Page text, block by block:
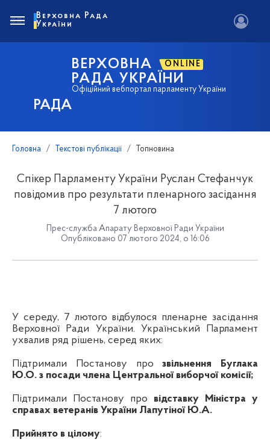
РАДА
ВЕРХОВНА ONLINE
РАДА УКРАЇНИ
Офіційний вебпортал парламенту України
Верховна Рада
України
Головна Текстові публікації Топновина
Спікер Парламенту України Руслан Стефанчук
повідомив про результати пленарного засідання
7 лютого
Прес-служба Апарату Верховної Ради України
Опубліковано 07 лютого 2024, о 16:06
У середу, 7 лютого відбулося пленарне засідання
Верховної Ради України. Український Парламент
ухвалив ряд рішень, серед яких:
Підтримали Постанову прозвільнення Буглака
Ю.О. з посади члена Центральної виборчої комісії;
Підтримали Постанову про відставку Міністра у
справах ветеранів України Лапутіної Ю.А.
Прийнято в цілому: